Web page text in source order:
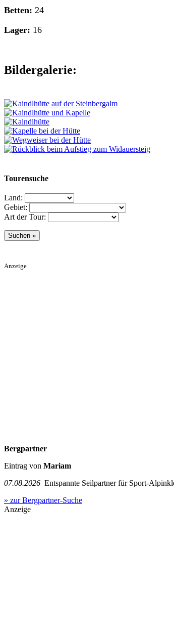
Betten: 24
Lager: 16
Bildergalerie:
Tourensuche
Land:
Gebiet:
Art der Tour:
Anzeige
Bergpartner
Eintrag von Mariam
07.08.2026 Entspannte Seilpartner für Sport-
» zur Bergpartner-Suche
Anzeige